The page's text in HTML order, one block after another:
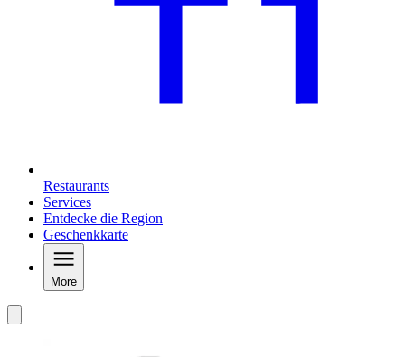
Restaurants
Services
Entdecke die Region
Geschenkkarte
More